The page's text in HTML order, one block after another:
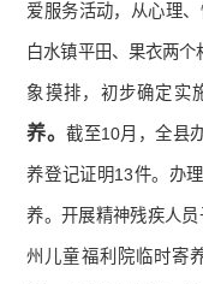
爱服务活动，从心理
白水镇平田、果衣两个
象摸排，初步确定实
养。截至10月，全县
养登记证明13件。办
养。开展精神残疾人
州儿童福利院临时寄养